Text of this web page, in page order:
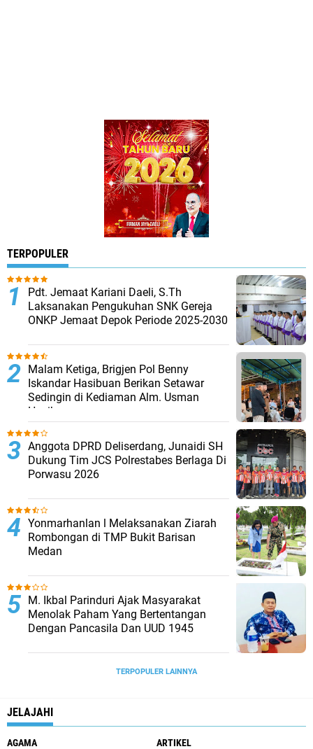
TERPOPULER
Pdt. Jemaat Kariani Daeli, S.Th
Laksanakan Pengukuhan SNK Gereja
ONKP Jemaat Depok Periode 2025-2030
Malam Ketiga, Brigjen Pol Benny
Iskandar Hasibuan Berikan Setawar
Sedingin di Kediaman Alm. Usman
Hasibuan
Anggota DPRD Deliserdang, Junaidi SH
Dukung Tim JCS Polrestabes Berlaga Di
Porwasu 2026
Yonmarhanlan l Melaksanakan Ziarah
Rombongan di TMP Bukit Barisan
Medan
M. Ikbal Parinduri Ajak Masyarakat
Menolak Paham Yang Bertentangan
Dengan Pancasila Dan UUD 1945
TERPOPULER LAINNYA
JELAJAHI
AGAMA ARTIKEL